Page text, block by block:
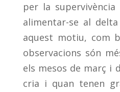
per la
alimentar-se al
aquest motiu, com
observacions són
els mesos de març i
cria i quan tenen